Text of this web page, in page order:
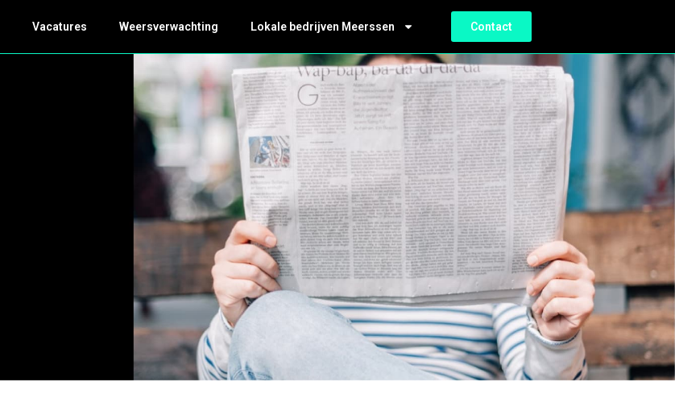
Vacatures Weersverwachting Lokale bedrijven Meerssen Contact